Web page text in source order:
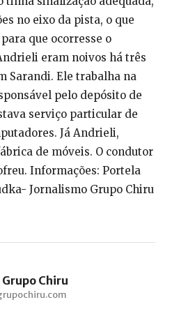
no eixo da pista, o que
que ocorresse o
eram noivos há três
Sarandi. Ele trabalha na
pelo depósito de
serviço particular de
Já Andrieli,
de móveis. O condutor
Informações: Portela
Jornalismo Grupo Chiru
Chiru